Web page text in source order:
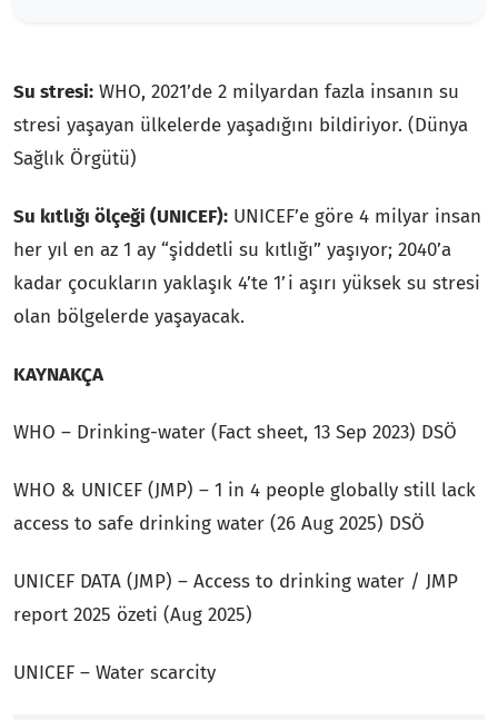
Su stresi: WHO, 2021’de 2 milyardan fazla insanın su
stresi yaşayan ülkelerde yaşadığını bildiriyor. (Dünya
Sağlık Örgütü)
Su kıtlığı ölçeği (UNICEF): UNICEF’e göre 4 milyar insan
her yıl en az 1 ay “şiddetli su kıtlığı” yaşıyor; 2040’a
kadar çocukların yaklaşık 4’te 1’i aşırı yüksek su stresi
olan bölgelerde yaşayacak.
KAYNAKÇA
WHO – Drinking-water (Fact sheet, 13 Sep 2023) DSÖ
WHO & UNICEF (JMP) – 1 in 4 people globally still lack
access to safe drinking water (26 Aug 2025) DSÖ
UNICEF DATA (JMP) – Access to drinking water / JMP
report 2025 özeti (Aug 2025)
UNICEF – Water scarcity